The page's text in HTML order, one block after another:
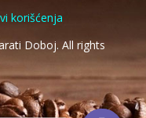
korišćenja
Doboj. All rights